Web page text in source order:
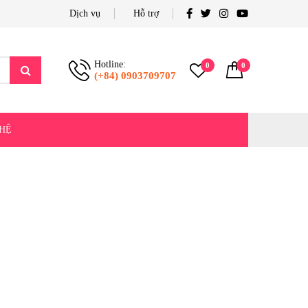
Dịch vụ Hỗ trợ
Hotline:
(+84) 0903709707
0 0